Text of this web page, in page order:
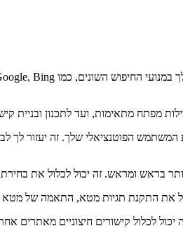
מפתח מתאימות, ועד לתכנון ובניית
הפוטנציאלי שלך. זה יעזור לך
ומראש. זה יכול לכלול את בחירת
את התקנת תגיות מטא, התאמה של מטא
לכלול קישורים חיצוניים מאתרים